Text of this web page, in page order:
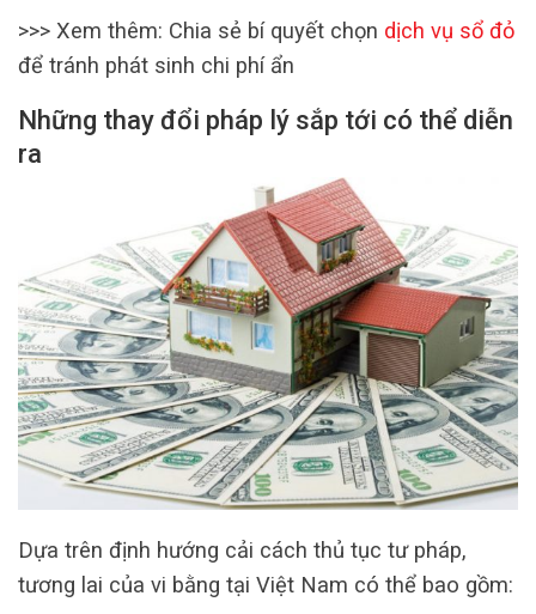
>>> Xem thêm: Chia sẻ bí quyết chọn dịch vụ sổ đỏ
để tránh phát sinh chi phí ẩn
Những thay đổi pháp lý sắp tới có thể diễn
ra
Dựa trên định hướng cải cách thủ tục tư pháp,
tương lai của vi bằng tại Việt Nam có thể bao gồm: